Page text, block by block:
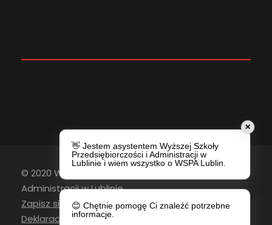
© 2020 Wyższa Szkoła Przedsiębiorczości i
Administracji w Lublinie
Zapisz się do newslettera
Deklaracja Dostępności
✕
👋 Jestem asystentem Wyższej Szkoły
Przedsiębiorczości i Administracji w
Lublinie i wiem wszystko o WSPA Lublin.
😊 Chętnie pomogę Ci znaleźć potrzebne
informacje.